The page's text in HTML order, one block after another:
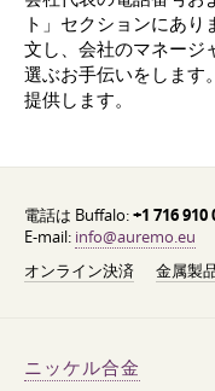
ト」セクションにあ
文し、会社のマネージ
選ぶお手伝いをします
提供します。
電話は Buffalo:+1 716 910
E-mail: info@auremo.eu
オンライン決済
金属製
ニッケル合金